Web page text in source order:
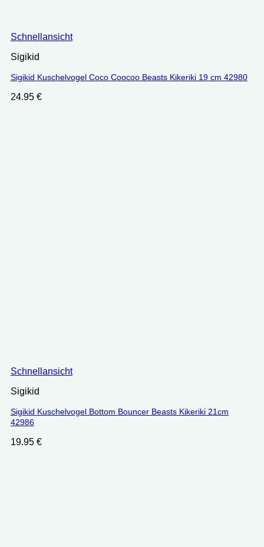
Schnellansicht
Sigikid
Sigikid Kuschelvogel Coco Coocoo Beasts Kikeriki 19 cm 42980
24.95 €
Schnellansicht
Sigikid
Sigikid Kuschelvogel Bottom Bouncer Beasts Kikeriki 21cm
42986
19.95 €